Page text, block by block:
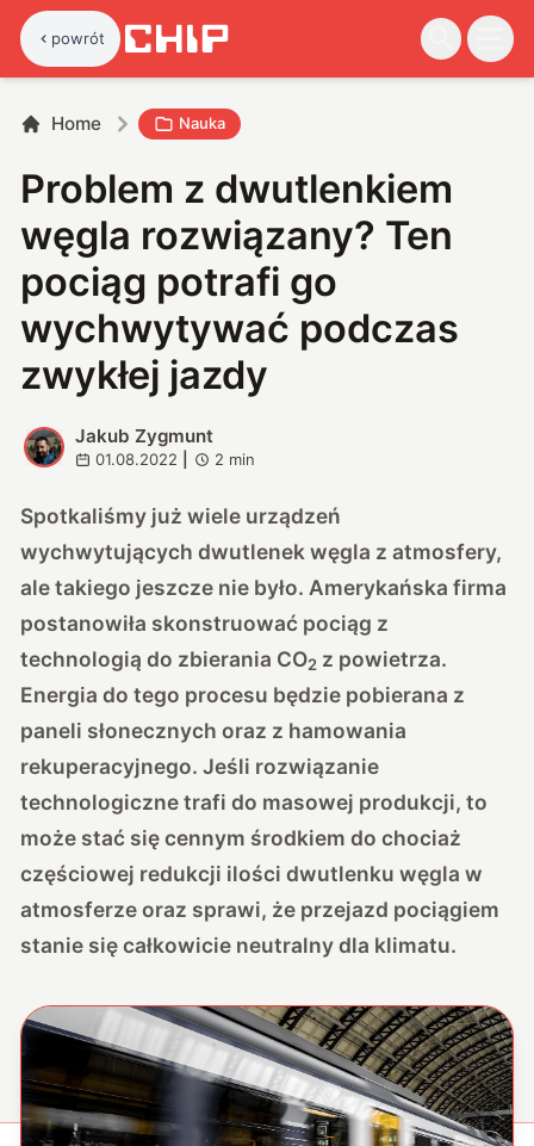
powrót
Home Nauka
Problem z dwutlenkiem
węgla rozwiązany? Ten
pociąg potrafi go
wychwytywać podczas
zwykłej jazdy
J
Jakub Zygmunt
01.08.2022 2 min
Spotkaliśmy już wiele urządzeń
wychwytujących dwutlenek węgla z atmosfery,
ale takiego jeszcze nie było. Amerykańska firma
postanowiła skonstruować pociąg z
technologią do zbierania CO2 z powietrza.
Energia do tego procesu będzie pobierana z
paneli słonecznych oraz z hamowania
rekuperacyjnego. Jeśli rozwiązanie
technologiczne trafi do masowej produkcji, to
może stać się cennym środkiem do chociaż
częściowej redukcji ilości dwutlenku węgla w
atmosferze oraz sprawi, że przejazd pociągiem
stanie się całkowicie neutralny dla klimatu.